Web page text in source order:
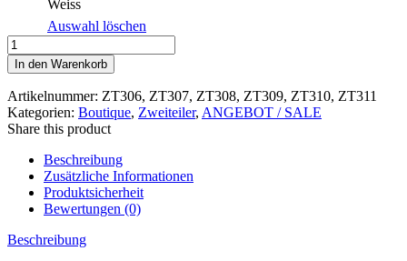
Weiss
Auswahl löschen
Zwei
Teiler
ZT306,
ZT307,
ZT308,
ZT309,
ZT311
Menge
In den Warenkorb
Artikelnummer: ZT306, ZT307, ZT308, ZT309, ZT310, ZT311
Kategorien: Boutique, Zweiteiler, ANGEBOT / SALE
Share this product
Beschreibung
Zusätzliche Informationen
Produktsicherheit
Bewertungen (0)
Beschreibung